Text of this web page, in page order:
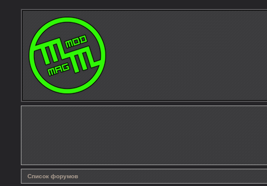
Список форумов